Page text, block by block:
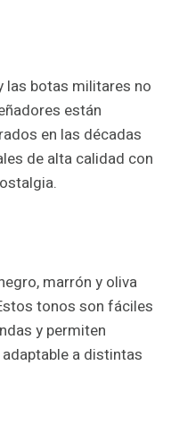
las botas militares no
están
en las décadas
de alta calidad con
marrón y oliva
tonos son fáciles
y permiten
a distintas